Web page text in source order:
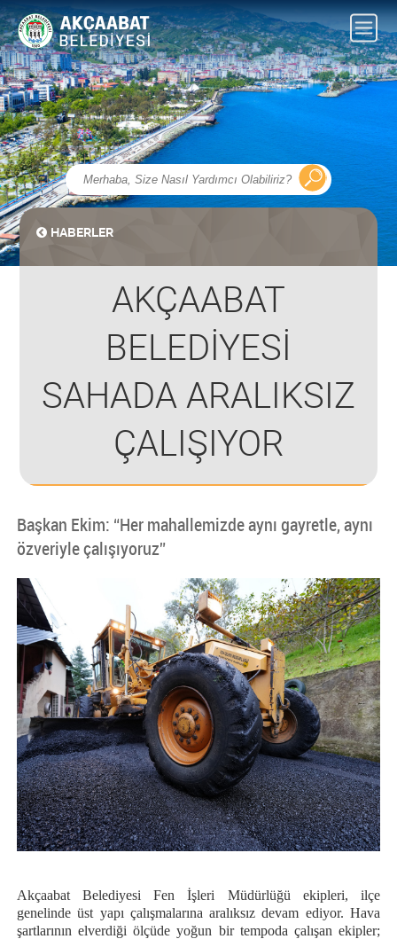
HABERLER
AKÇAABAT
BELEDİYESİ
SAHADA ARALIKSIZ
ÇALIŞIYOR
Başkan Ekim: “Her mahallemizde aynı gayretle, aynı
özveriyle çalışıyoruz”
Akçaabat Belediyesi Fen İşleri Müdürlüğü ekipleri, ilçe
genelinde üst yapı çalışmalarına aralıksız devam ediyor. Hava
şartlarının elverdiği ölçüde yoğun bir tempoda çalışan ekipler;